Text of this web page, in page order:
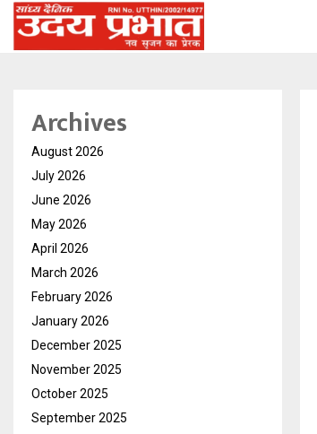
Archives
August 2026
July 2026
June 2026
May 2026
April 2026
March 2026
February 2026
January 2026
December 2025
November 2025
October 2025
September 2025